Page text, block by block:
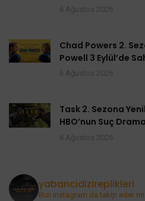
Chad Powers 2.
Powell 3 Eylül’de
Task 2. Sezona
HBO’nun Suç
yabancidizireplikleri
Bizi instagram da takip eder